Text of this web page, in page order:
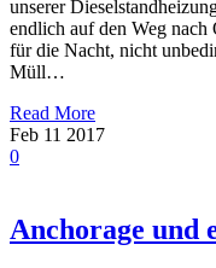
unserer
endlich auf den Weg
für die Nacht, nicht
Müll…
Read More
Feb 11 2017
0
Anchorage und